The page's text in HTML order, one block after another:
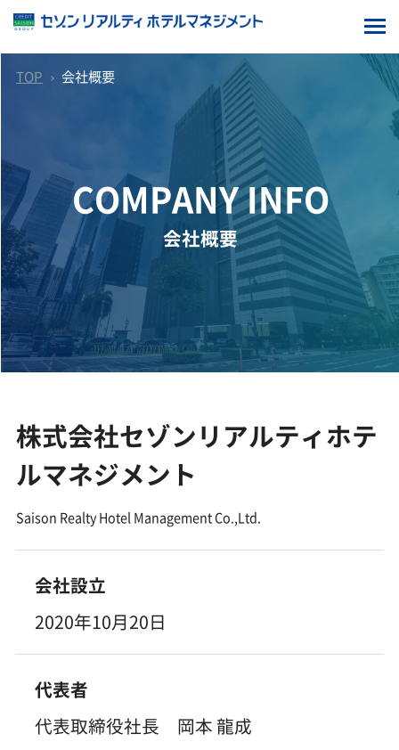
TOP 会社概要
COMPANY INFO
会社概要
株式会社セゾンリアルティホテ
ルマネジメント
Saison Realty Hotel Management Co.,Ltd.
会社設立
2020年10月20日
代表者
代表取締役社長 岡本 龍成